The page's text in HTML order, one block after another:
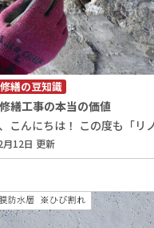
繕工事の本当の価値
月12日 更新
繕の豆知識